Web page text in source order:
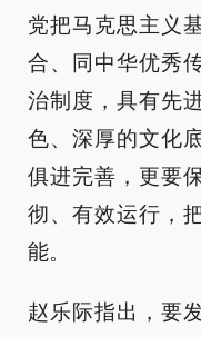
党把马克思主义
合、同中华优秀
治制度，具有先
色、深厚的文化
俱进完善，更要
彻、有效运行，
能。
赵乐际指出，要